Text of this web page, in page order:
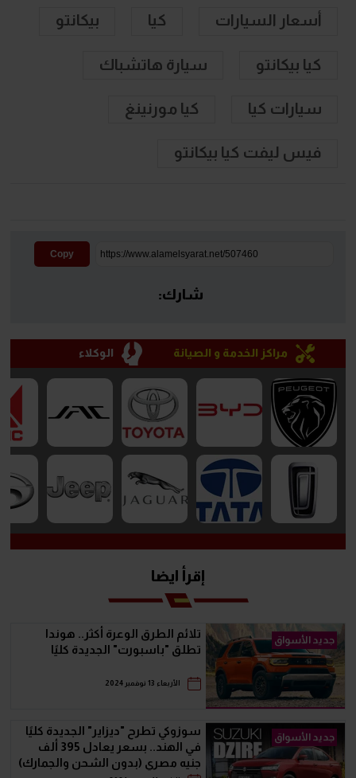
أسعار السيارات كيا بيكانتو
كيا بيكانتو سيارة هاتشباك
سيارات كيا كيا مورنينغ
فيس ليفت كيا بيكانتو
Copy
شارك:
مراكز الخدمة و الصيانة الوكلاء
إقرأ ايضا
جديد الأسواق
تلائم الطرق الوعرة أكثر.. هوندا
تطلق "باسبورت" الجديدة كليًا
الأربعاء 13 نوفمبر 2024
جديد الأسواق
سوزوكي تطرح "ديزاير" الجديدة كليًا
في الهند.. بسعر يعادل 395 ألف
جنيه مصري (بدون الشحن والجمارك)